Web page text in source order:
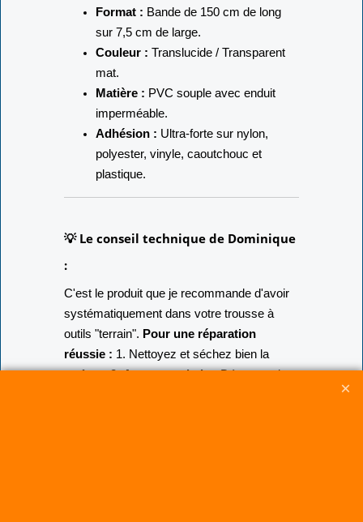
Format : Bande de 150 cm de long
sur 7,5 cm de large.
Couleur : Translucide / Transparent
mat.
Matière : PVC souple avec enduit
imperméable.
Adhésion : Ultra-forte sur nylon,
polyester, vinyle, caoutchouc et
plastique.
💡 Le conseil technique de Dominique
:
C'est le produit que je recommande d'avoir
systématiquement dans votre trousse à
outils "terrain". Pour une réparation
réussie : 1. Nettoyez et séchez bien la
surface. 2.Astuce capitale :Découpez les